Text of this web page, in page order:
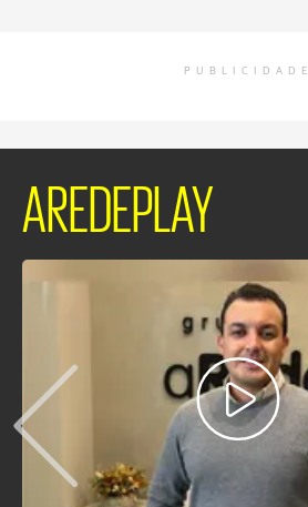
PUBLICIDADE
AREDEPLAY